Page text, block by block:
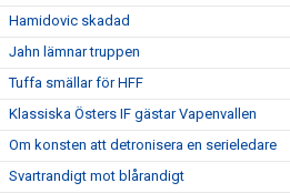
Hamidovic skadad
Jahn lämnar truppen
Tuffa smällar för HFF
Klassiska Östers IF gästar Vapenvallen
Om konsten att detronisera en serieledare
Svartrandigt mot blårandigt